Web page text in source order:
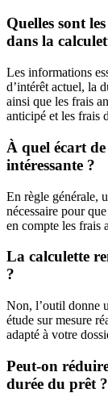
Quelles sont
dans la
Les informations
d’intérêt actuel, la
ainsi que les frais
anticipé et les frais
À quel écart
intéressante ?
En règle générale,
nécessaire pour
en compte les frais
La calculette
?
Non, l’outil donne
étude sur mesure
adapté à votre
Peut-on
durée du prêt ?